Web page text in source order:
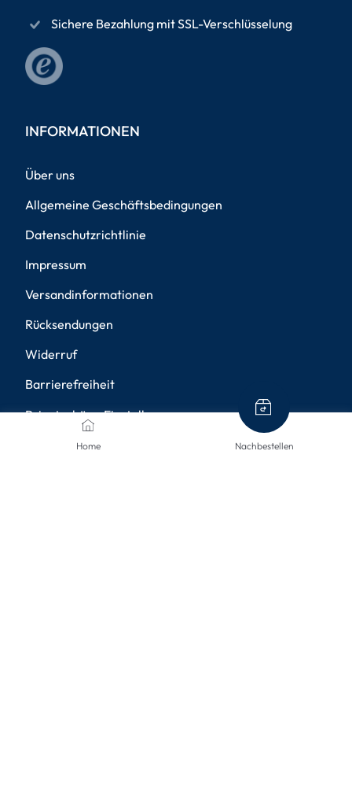
Home Nachbestellen
Sichere Bezahlung mit SSL-Verschlüsselung
INFORMATIONEN
Über uns
Allgemeine Geschäftsbedingungen
Datenschutzrichtlinie
Impressum
Versandinformationen
Rücksendungen
Widerruf
Barrierefreiheit
Privatsphäre-Einstellungen